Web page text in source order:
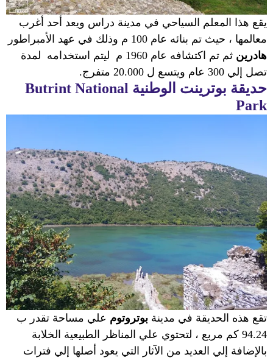
يقع هذا المعلم السياحي في مدينة دراس ويعد أحد أغرب
معالمها ، حيث تم بنائه عام
م وذلك في عهد الأمبراطور
هادرين ثم تم اكتشافه عام 1960 م ليتم استخدامه لمدة
تصل إلي 300 عام ويتسع ل 20.000 متفرج.
حديقة بوترينت الوطنية Butrint National
Park
تقع هذه الحديقة في مدينة بوتروتوم علي مساحة تقدر ب
94.24 كم مربع ، لتحتوي علي المناظر الطبيعية الخلابة
بالإضافة إلي العديد من الآثار التي يعود أصلها إلي فترات